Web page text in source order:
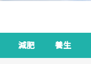
減肥 養生